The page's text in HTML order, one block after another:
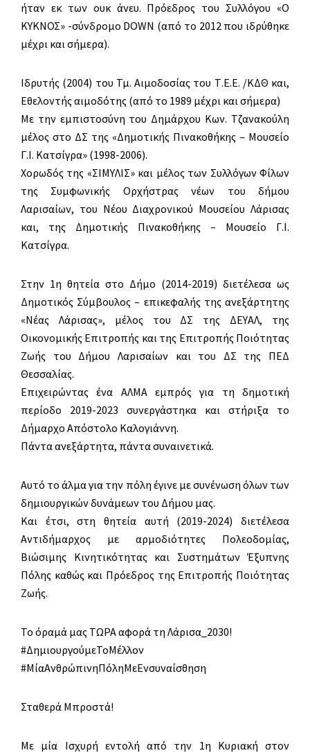
ήταν εκ των ουκ άνευ. Πρόεδρος του Συλλόγου «Ο
ΚΥΚΝΟΣ» -σύνδρομο DOWN (από το 2012 που ιδρύθηκε
μέχρι και σήμερα).
Ιδρυτής (2004) του Τμ. Αιμοδοσίας του Τ.Ε.Ε. /ΚΔΘ και,
Εθελοντής αιμοδότης (από το 1989 μέχρι και σήμερα)
Με την εμπιστοσύνη του Δημάρχου Κων. Τζανακούλη
μέλος στο ΔΣ της «Δημοτικής Πινακοθήκης – Μουσείο
Γ.Ι. Κατσίγρα» (1998-2006).
Χορωδός της «ΣΙΜΥΛΙΣ» και μέλος των Συλλόγων Φίλων
της Συμφωνικής Ορχήστρας νέων του δήμου
Λαρισαίων, του Νέου Διαχρονικού Μουσείου Λάρισας
και, της Δημοτικής Πινακοθήκης – Μουσείο Γ.Ι.
Κατσίγρα.
Στην 1η θητεία στο Δήμο (2014-2019) διετέλεσα ως
Δημοτικός Σύμβουλος – επικεφαλής της ανεξάρτητης
«Νέας Λάρισας», μέλος του ΔΣ της ΔΕΥΑΛ, της
Οικονομικής Επιτροπής και της Επιτροπής Ποιότητας
Ζωής του Δήμου Λαρισαίων και του ΔΣ της ΠΕΔ
Θεσσαλίας.
Επιχειρώντας ένα ΑΛΜΑ εμπρός για τη δημοτική
περίοδο 2019-2023 συνεργάστηκα και στήριξα το
Δήμαρχο Απόστολο Καλογιάννη.
Πάντα ανεξάρτητα, πάντα συναινετικά.
Αυτό το άλμα για την πόλη έγινε με συνένωση όλων των
δημιουργικών δυνάμεων του Δήμου μας.
Και έτσι, στη θητεία αυτή (2019-2024) διετέλεσα
Αντιδήμαρχος με αρμοδιότητες Πολεοδομίας,
Βιώσιμης Κινητικότητας και Συστημάτων Έξυπνης
Πόλης καθώς και Πρόεδρος της Επιτροπής Ποιότητας
Ζωής.
Το όραμά μας ΤΩΡΑ αφορά τη Λάρισα_2030!
#ΔημιουργούμεΤοΜέλλον
#ΜίαΑνθρώπινηΠόληΜεΕνσυναίσθηση
Σταθερά Μπροστά!
Με μία Ισχυρή εντολή από την 1η Κυριακή στον